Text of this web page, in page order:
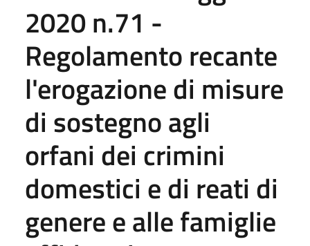
2020 n.71 -
Regolamento recante
l'erogazione di misure
di sostegno agli
orfani dei crimini
domestici e di reati di
genere e alle famiglie